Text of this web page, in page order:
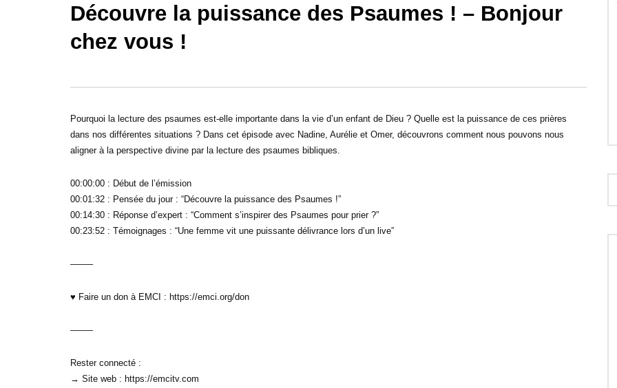
Découvre la puissance des Psaumes ! – Bonjour
chez vous !
Pourquoi la lecture des psaumes est-elle importante dans la vie d’un enfant de Dieu ? Quelle est la puissance de ces prières
dans nos différentes situations ? Dans cet épisode avec Nadine, Aurélie et Omer, découvrons comment nous pouvons nous
aligner à la perspective divine par la lecture des psaumes bibliques.
00:00:00 : Début de l’émission
00:01:32 : Pensée du jour : “Découvre la puissance des Psaumes !”
00:14:30 : Réponse d’expert : “Comment s’inspirer des Psaumes pour prier ?”
00:23:52 : Témoignages : “Une femme vit une puissante délivrance lors d’un live”
——–
♥ Faire un don à EMCI : https://emci.org/don
——–
Rester connecté :
→ Site web : https://emcitv.com